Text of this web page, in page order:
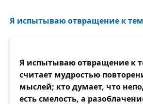
Я испытываю отвращение к
Я испытываю отвращение к
считает мудростью
мыслей; кто думает, что
есть смелость, а